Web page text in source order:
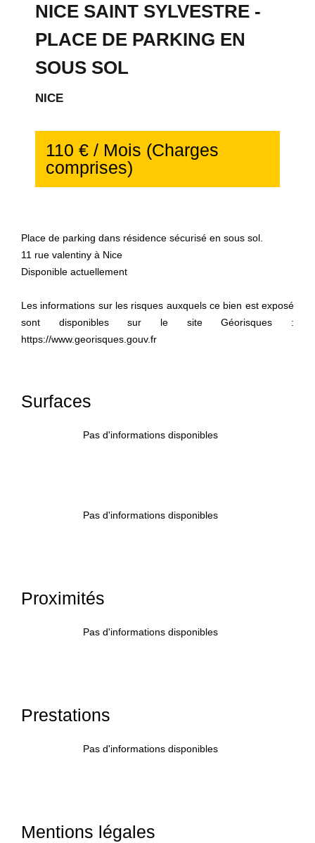
NICE SAINT SYLVESTRE -
PLACE DE PARKING EN
SOUS SOL
NICE
110 € / Mois (Charges
comprises)
Place de parking dans résidence sécurisé en sous sol.
11 rue valentiny à Nice
Disponible actuellement
Les informations sur les risques auxquels ce bien est exposé
sont disponibles sur le site Géorisques :
https://www.georisques.gouv.fr
Surfaces
Pas d'informations disponibles
Pas d'informations disponibles
Proximités
Pas d'informations disponibles
Prestations
Pas d'informations disponibles
Mentions légales